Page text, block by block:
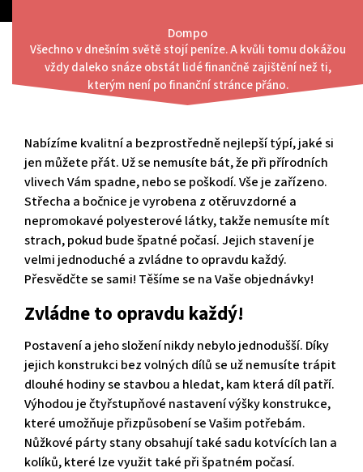
content
Dompo
Všechno v dnešním světě stojí peníze. A kvůli tomu dokážou
vždy daleko snáze obstát lidé finančně zajištění než ti,
kterým není po finanční stránce přáno.
Menu
Naprostá jedinečnost!
Nabízíme kvalitní a bezprostředně nejlepší týpí, jaké si
jen můžete přát. Už se nemusíte bát, že při přírodních
vlivech Vám spadne, nebo se poškodí. Vše je zařízeno.
Střecha a bočnice je vyrobena z otěruvzdorné a
nepromokavé polyesterové látky, takže nemusíte mít
strach, pokud bude špatné počasí. Jejich stavení je
velmi jednoduché a zvládne to opravdu každý.
Přesvědčte se sami! Těšíme se na Vaše objednávky!
Zvládne to opravdu každý!
Postavení a jeho složení nikdy nebylo jednodušší. Díky
jejich konstrukci bez volných dílů se už nemusíte trápit
dlouhé hodiny se stavbou a hledat, kam která díl patří.
Výhodou je čtyřstupňové nastavení výšky konstrukce,
které umožňuje přizpůsobení se Vašim potřebám.
Nůžkové párty stanyobsahují také sadu kotvících lan a
kolíků, které lze využit také při špatném počasí.